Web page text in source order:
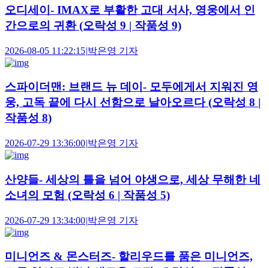
오디세이- IMAX로 부활한 고대 서사, 영웅에서 인
간으로의 귀환 (오락성 9 | 작품성 9)
2026-08-05 11:22:15|박은영 기자
스파이더맨: 브랜드 뉴 데이- 모두에게서 지워진 영
웅, 고독 끝에 다시 선함으로 날아오르다 (오락성 8 |
작품성 8)
2026-07-29 13:36:00|박은영 기자
산양들- 세상의 틀을 넘어 야생으로, 세상 무해한 네
소녀의 모험 (오락성 6 | 작품성 5)
2026-07-29 13:34:00|박은영 기자
미니언즈 & 몬스터즈- 할리우드를 품은 미니언즈,